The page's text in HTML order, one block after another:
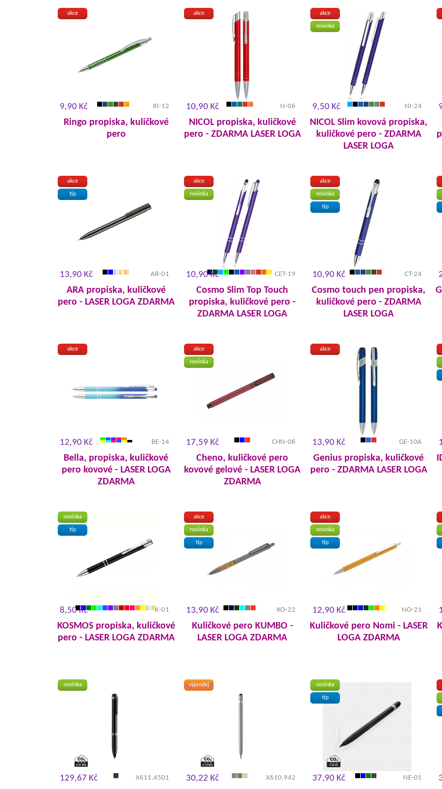
akce
9,90 Kč RI-12
Ringo propiska, kuličkové
pero
akce
10,90 Kč N-06
NICOL propiska, kuličkové
pero - ZDARMA LASER LOGA
akce
novinka
9,50 Kč NI-24
NICOL Slim kovová propiska,
kuličkové pero - ZDARMA
LASER LOGA
akce
tip
13,90 Kč AR-01
ARA propiska, kuličkové
pero - LASER LOGA ZDARMA
akce
novinka
10,90 Kč CET-19
Cosmo Slim Top Touch
propiska, kuličkové pero -
ZDARMA LASER LOGA
akce
novinka
tip
10,90 Kč CT-24
Cosmo touch pen propiska,
kuličkové pero - ZDARMA
LASER LOGA
akce
12,90 Kč BE-14
Bella, propiska, kuličkové
pero kovové - LASER LOGA
ZDARMA
akce
novinka
17,59 Kč CHN-06
Cheno, kuličkové pero
kovové gelové - LASER LOGA
ZDARMA
akce
13,90 Kč GE-10A
Genius propiska, kuličkové
pero - ZDARMA LASER LOGA
novinka
tip
8,50 Kč K-01
KOSMOS propiska, kuličkové
pero - LASER LOGA ZDARMA
akce
novinka
tip
13,90 Kč KO-22
Kuličkové pero KUMBO -
LASER LOGA ZDARMA
akce
novinka
tip
12,90 Kč NO-21
Kuličkové pero Nomi - LASER
LOGA ZDARMA
novinka
129,67 Kč X611.4501
výprodej
30,22 Kč X610.942
novinka
tip
37,90 Kč NE-01